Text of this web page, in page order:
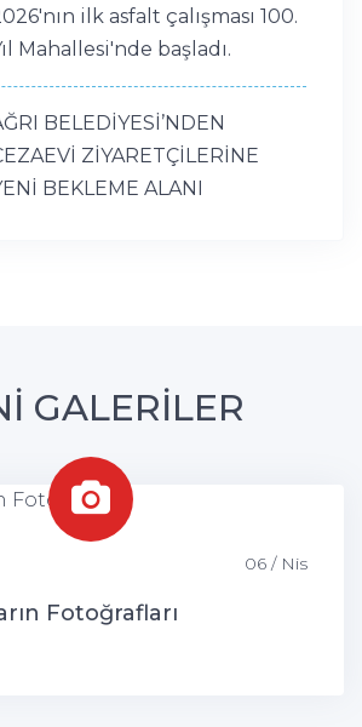
ilk asfalt çalışması 100.
Mahallesi'nde başladı.
BELEDİYESİ’NDEN
ZİYARETÇİLERİNE
BEKLEME ALANI
GALERİLER
06 / Nis
Fotoğrafları